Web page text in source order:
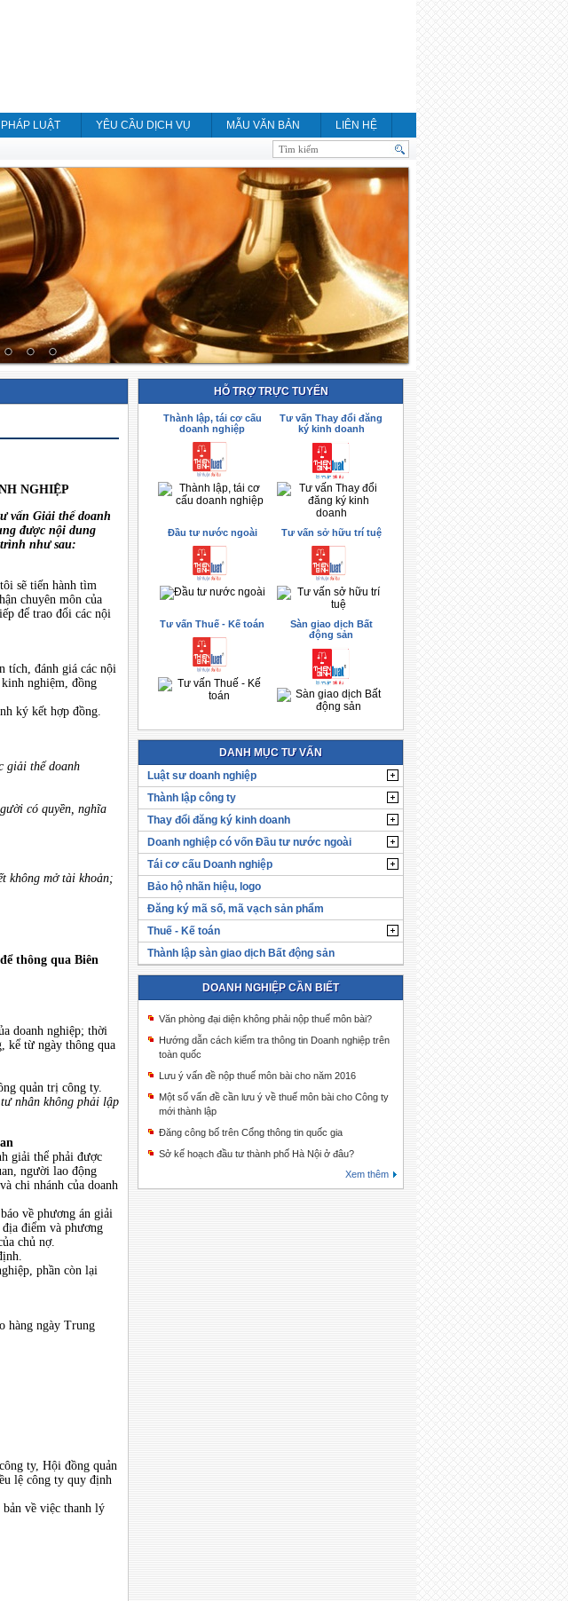
LUẬT YÊU CẦU DỊCH VỤ MẪU VĂN BẢN
LIÊN HỆ
NGHIỆP
vấn Giải thể doanh
được nội dung
như sau:
sẽ tiến hành tìm
chuyên môn của
để trao đổi các nội
tích, đánh giá các nội
nghiệm, đồng
ký kết hợp đồng.
giải thể doanh
có quyền, nghĩa
không mở tài khoản;
thông qua Biên
doanh nghiệp; thời
kể từ ngày thông qua
quản trị công ty.
nhân không phải lập
giải thể phải được
người lao động
chi nhánh của doanh
về phương án giải
điểm và phương
chủ nợ.
phần còn lại
hàng ngày Trung
ty, Hội đồng quản
lệ công ty quy định
về việc thanh lý
HỖ TRỢ TRỰC TUYẾN
Thành lập, tái cơ cấu
doanh nghiệp
Tư vấn Thay đổi đăng
ký kinh doanh
Đầu tư nước ngoài Tư vấn sở hữu trí tuệ
Tư vấn Thuế - Kế toán
Sàn giao dịch Bất
động sản
DANH MỤC TƯ VẤN
Luật sư doanh nghiệp
Thành lập công ty
Thay đổi đăng ký kinh doanh
Doanh nghiệp có vốn Đầu tư nước ngoài
Tái cơ cấu Doanh nghiệp
Bảo hộ nhãn hiệu, logo
Đăng ký mã số, mã vạch sản phẩm
Thuế - Kế toán
Thành lập sàn giao dịch Bất động sản
DOANH NGHIỆP CẦN BIẾT
Văn phòng đại diện không phải nộp thuế môn bài?
Hướng dẫn cách kiểm tra thông tin Doanh nghiệp trên
toàn quốc
Lưu ý vấn đề nộp thuế môn bài cho năm 2016
Một số vấn đề cần lưu ý về thuế môn bài cho Công ty
mới thành lập
Đăng công bố trên Cổng thông tin quốc gia
Sở kế hoạch đầu tư thành phố Hà Nội ở đâu?
Xem thêm